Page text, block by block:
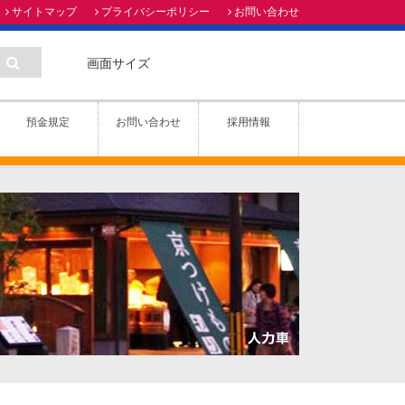
サイトマップ プライバシーポリシー お問い合わせ
画面サイズ
預金規定 お問い合わせ 採用情報